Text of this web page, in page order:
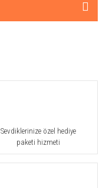
Sevdiklerinize özel hediye
paketi hizmeti